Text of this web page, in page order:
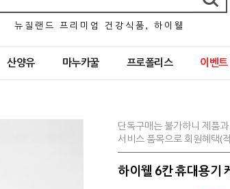
뉴 질 랜 드 프 리 미 엄 건 강 식 품 , 하 이 웰
산양유 마누카꿀 프로폴리스 이벤트
단독구매는 불가하니 제품
서비스 품목으로 회원혜택(
하이웰 6칸 휴대용기